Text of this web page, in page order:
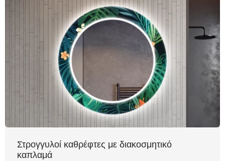
Στρογγυλοί καθρέφτες με διακοσμητικό
καπλαμά